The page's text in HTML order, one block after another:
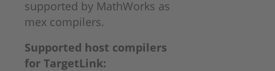
supported by MathWorks as
mex compilers.
Supported host compilers
for TargetLink: